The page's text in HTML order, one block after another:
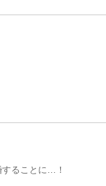
ることに…！